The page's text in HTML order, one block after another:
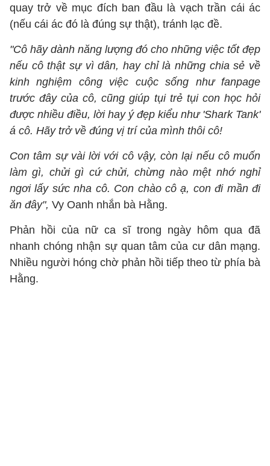
quay trở về mục đích ban đầu là vạch trần cái ác
(nếu cái ác đó là đúng sự thật), tránh lạc đề.
"Cô hãy dành năng lượng đó cho những việc tốt đẹp
nếu cô thật sự vì dân, hay chỉ là những chia sẻ về
kinh nghiệm công việc cuộc sống như fanpage
trước đây của cô, cũng giúp tụi trẻ tụi con học hỏi
được nhiều điều, lời hay ý đẹp kiểu như 'Shark Tank'
á cô. Hãy trở về đúng vị trí của mình thôi cô!
Con tâm sự vài lời với cô vậy, còn lại nếu cô muốn
làm gì, chửi gì cứ chửi, chừng nào mệt nhớ nghỉ
ngơi lấy sức nha cô. Con chào cô ạ, con đi mần đi
ăn đây", Vy Oanh nhắn bà Hằng.
Phản hồi của nữ ca sĩ trong ngày hôm qua đã
nhanh chóng nhận sự quan tâm của cư dân mạng.
Nhiều người hóng chờ phản hồi tiếp theo từ phía bà
Hằng.